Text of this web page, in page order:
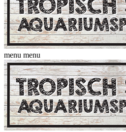
menu menu